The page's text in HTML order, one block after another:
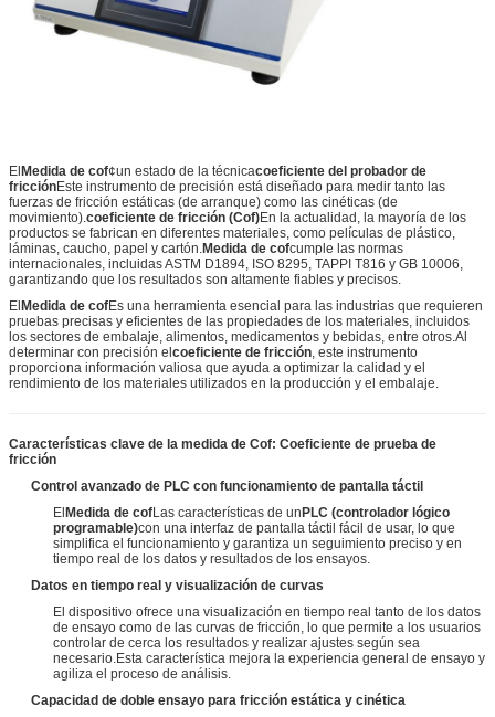
ElMedida de cof¢un estado de la técnicacoeficiente del probador de
fricciónEste instrumento de precisión está diseñado para medir tanto las
fuerzas de fricción estáticas (de arranque) como las cinéticas (de
movimiento).coeficiente de fricción (Cof)En la actualidad, la mayoría de los
productos se fabrican en diferentes materiales, como películas de plástico,
láminas, caucho, papel y cartón.Medida de cofcumple las normas
internacionales, incluidas ASTM D1894, ISO 8295, TAPPI T816 y GB 10006,
garantizando que los resultados son altamente fiables y precisos.
ElMedida de cofEs una herramienta esencial para las industrias que requieren
pruebas precisas y eficientes de las propiedades de los materiales, incluidos
los sectores de embalaje, alimentos, medicamentos y bebidas, entre otros.Al
determinar con precisión elcoeficiente de fricción, este instrumento
proporciona información valiosa que ayuda a optimizar la calidad y el
rendimiento de los materiales utilizados en la producción y el embalaje.
Características clave de la medida de Cof: Coeficiente de prueba de
fricción
Control avanzado de PLC con funcionamiento de pantalla táctil
ElMedida de cofLas características de unPLC (controlador lógico
programable)con una interfaz de pantalla táctil fácil de usar, lo que
simplifica el funcionamiento y garantiza un seguimiento preciso y en
tiempo real de los datos y resultados de los ensayos.
Datos en tiempo real y visualización de curvas
El dispositivo ofrece una visualización en tiempo real tanto de los datos
de ensayo como de las curvas de fricción, lo que permite a los usuarios
controlar de cerca los resultados y realizar ajustes según sea
necesario.Esta característica mejora la experiencia general de ensayo y
agiliza el proceso de análisis.
Capacidad de doble ensayo para fricción estática y cinética